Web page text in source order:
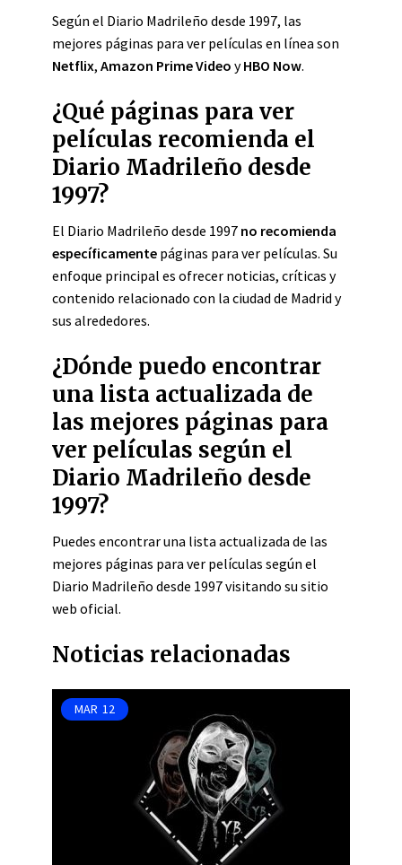
Según el Diario Madrileño desde 1997, las
mejores páginas para ver películas en línea son
Netflix, Amazon Prime Video yHBO Now.
¿Qué páginas para ver
películas recomienda el
Diario Madrileño desde
1997?
El Diario Madrileño desde 1997 no recomienda
específicamente páginas para ver películas. Su
enfoque principal es ofrecer noticias, críticas y
contenido relacionado con la ciudad de Madrid y
sus alrededores.
¿Dónde puedo encontrar
una lista actualizada de
las mejores páginas para
ver películas según el
Diario Madrileño desde
1997?
Puedes encontrar una lista actualizada de las
mejores páginas para ver películas según el
Diario Madrileño desde 1997 visitando su sitio
web oficial.
Noticias relacionadas
MAR 12